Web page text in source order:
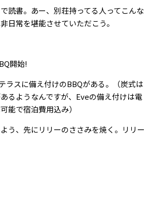
読書。あー、別荘持ってる人ってこんな
常を堪能させていただこう。
開始!
ラスに備え付けのBBQがある。（炭式は
るようなんですが、Eveの備え付けは電
能で宿泊費用込み）
う、先にリリーのささみを焼く。リリー
。